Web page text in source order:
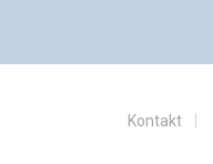
Kontakt